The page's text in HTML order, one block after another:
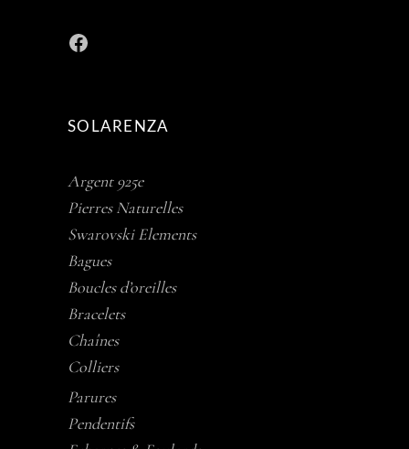
Facebook
SOLARENZA
Argent 925e
Pierres Naturelles
Swarovski Elements
Bagues
Boucles d’oreilles
Bracelets
Chaînes
Colliers
Parures
Pendentifs